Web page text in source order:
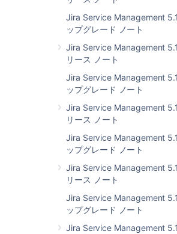
Jira Service Management
ップグレード ノート
Jira Service Management
リース ノート
Jira Service Management
ップグレード ノート
Jira Service Management
リース ノート
Jira Service Management
ップグレード ノート
Jira Service Management
リース ノート
Jira Service Management
ップグレード ノート
Jira Service Management
使いやすくなったメニュー